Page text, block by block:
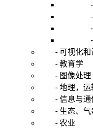
-
- 碳市
- 金
- 房
- 可视化和
- 教育学
- 图像处理
- 地理，运
- 信息与通
- 生态、气
- 农业